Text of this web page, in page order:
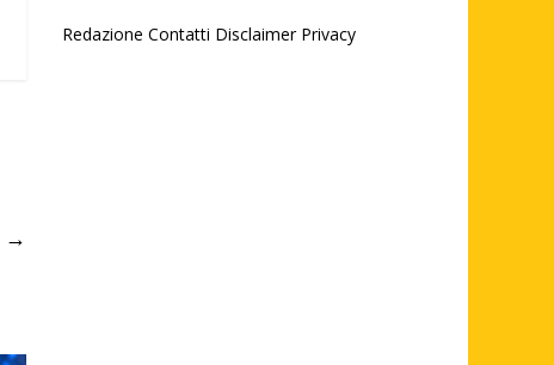
→
Redazione Contatti Disclaimer Privacy